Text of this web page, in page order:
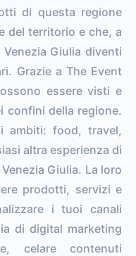
di questa regione
del territorio e che, a
Giulia diventi
Grazie a The Event
essere visti e
confini della regione.
ambiti: food, travel,
altra esperienza di
Giulia. La loro
prodotti, servizi e
i tuoi canali
di digital marketing
celare contenuti